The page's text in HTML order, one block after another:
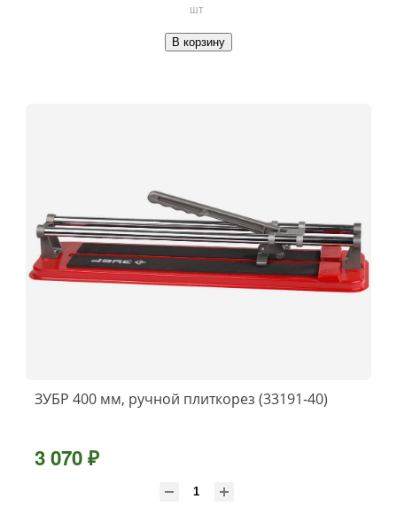
шт
В корзину
ЗУБР 400 мм, ручной плиткорез (33191-40)
3 070 ₽